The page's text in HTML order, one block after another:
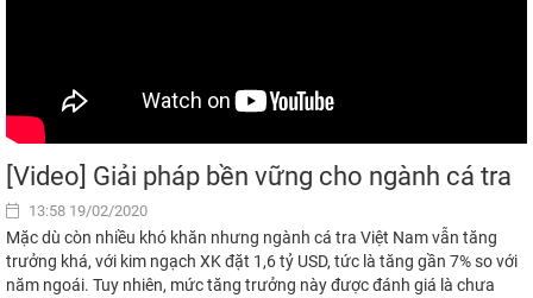
[Video] Giải pháp bền vững cho ngành cá tra
13:58 19/02/2020
Mặc dù còn nhiều khó khăn nhưng ngành cá tra Việt Nam vẫn tăng
trưởng khá, với kim ngạch XK đặt 1,6 tỷ USD, tức là tăng gần 7% so với
năm ngoái. Tuy nhiên, mức tăng trưởng này được đánh giá là chưa